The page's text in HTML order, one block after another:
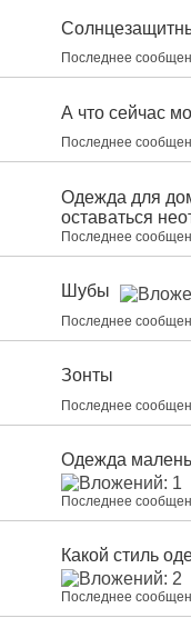
Последнее
А что сейчас
Последнее
Одежда для
оставаться
Последнее
Шубы
Последнее
Зонты
Последнее
Одежда
Последнее
Какой стиль
Последнее